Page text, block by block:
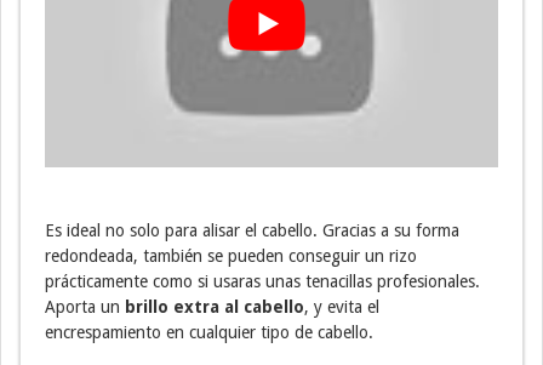
Es ideal no solo para alisar el cabello. Gracias a su forma
redondeada, también se pueden conseguir un rizo
prácticamente como si usaras unas tenacillas profesionales.
Aporta un brillo extra al cabello, y evita el
encrespamiento en cualquier tipo de cabello.